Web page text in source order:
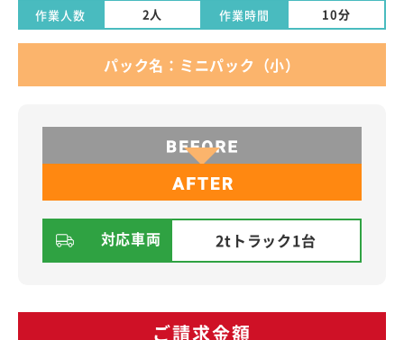
作業人数 2人 作業時間 10分
パック名：ミニパック（小）
対応車両 2tトラック1台
ご請求金額